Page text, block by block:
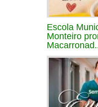
Escola
Monteiro